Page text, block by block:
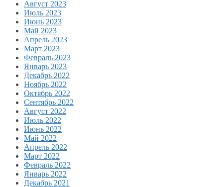
Август 2023
Июль 2023
Июнь 2023
Май 2023
Апрель 2023
Март 2023
Февраль 2023
Январь 2023
Декабрь 2022
Ноябрь 2022
Октябрь 2022
Сентябрь 2022
Август 2022
Июль 2022
Июнь 2022
Май 2022
Апрель 2022
Март 2022
Февраль 2022
Январь 2022
Декабрь 2021